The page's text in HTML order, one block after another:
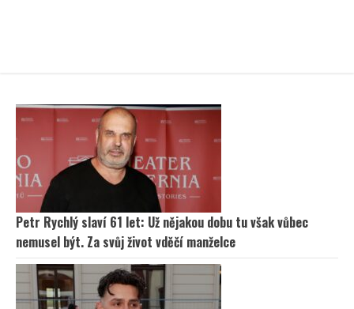
Petr Rychlý slaví 61 let: Už nějakou dobu tu však vůbec
nemusel být. Za svůj život vděčí manželce